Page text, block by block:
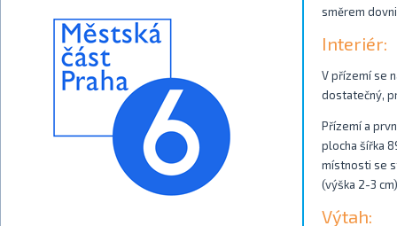
směrem
Interiér:
V přízemí se
dostatečný,
Přízemí a
plocha šířka
místnosti se
(výška 2-3
Výtah: